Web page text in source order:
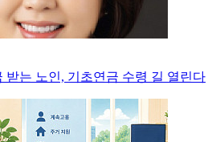
받는 노인, 기초연금 수령 길 열린다